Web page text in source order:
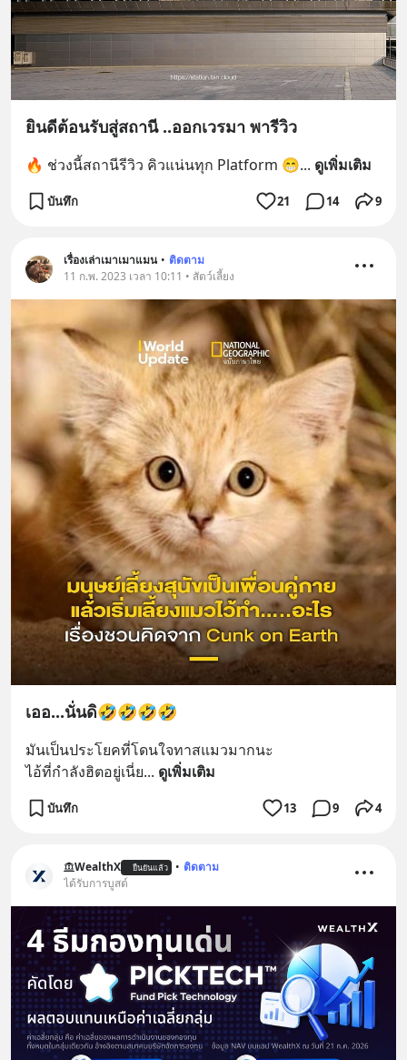
ยินดีต้อนรับสู่สถานี ..ออกเวรมา พารีวิว
🔥 ช่วงนี้สถานีรีวิว คิวแน่นทุก Platform 😁... ดูเพิ่มเติม
บันทึก 21 14 9
เรื่องเล่าเมาเมาแมน • ติดตาม
11 ก.พ. 2023 เวลา 10:11 • สัตว์เลี้ยง
เออ...นั่นดิ🤣🤣🤣🤣
มันเป็นประโยคที่โดนใจทาสแมวมากนะ
ไอ้ที่กำลังฮิตอยู่เนี่ย... ดูเพิ่มเติม
บันทึก 13 9 4
WealthX ยืนยันแล้ว • ติดตาม
ได้รับการบูสต์